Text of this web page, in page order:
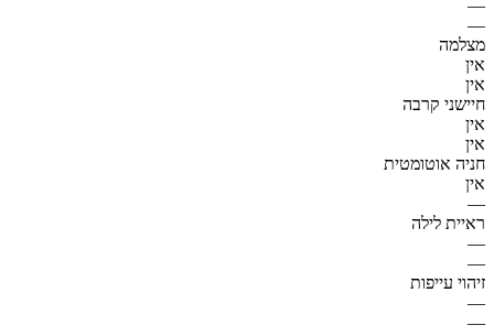
—
—
מצלמה
אין
אין
חיישני קרבה
אין
אין
חניה אוטומטית
אין
—
ראיית לילה
—
—
זיהוי עייפות
—
—